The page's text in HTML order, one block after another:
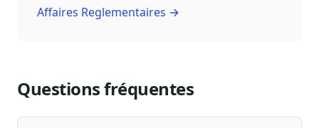
Affaires Reglementaires →
Questions fréquentes